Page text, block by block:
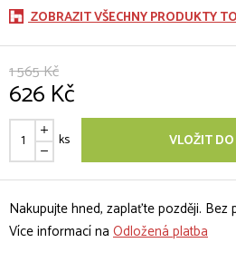
ZOBRAZIT VŠECHNY PRODUKTY
1 565 Kč
626 Kč
ks VLOŽIT
Nakupujte hned, zaplaťte později. Bez
Více informací na Odložená platba